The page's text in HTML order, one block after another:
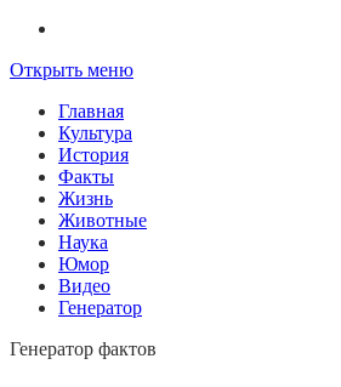
Открыть меню
Главная
Культура
История
Факты
Жизнь
Животные
Наука
Юмор
Видео
Генератор
Генератор фактов